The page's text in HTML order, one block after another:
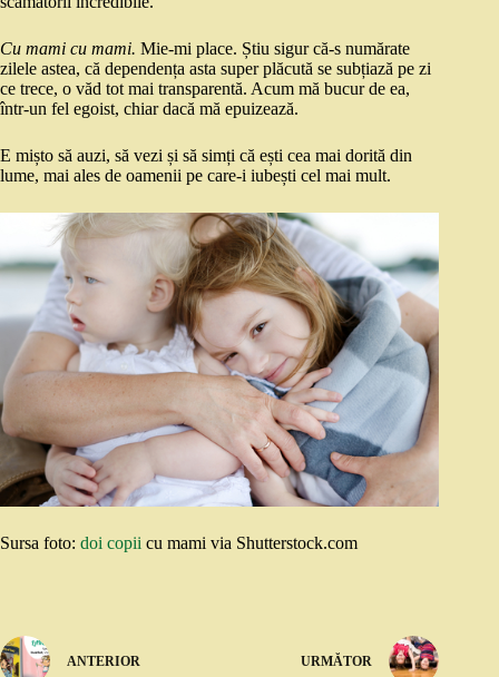
Cu mami cu mami. Mie-mi place. Știu sigur că-s numărate
zilele astea, că dependența asta super plăcută se subțiază pe zi
ce trece, o văd tot mai transparentă. Acum mă bucur de ea,
într-un fel egoist, chiar dacă mă epuizează.
E mișto să auzi, să vezi și să simți că ești cea mai dorită din
lume, mai ales de oamenii pe care-i iubești cel mai mult.
Sursa foto: doi copii cu mami via Shutterstock.com
ANTERIOR URMĂTOR